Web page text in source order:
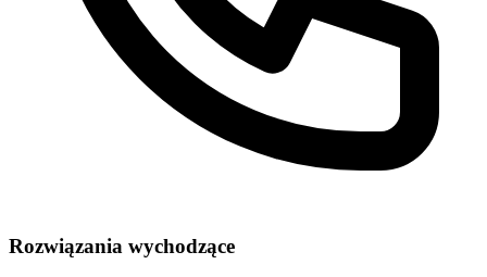
Rozwiązania wychodzące